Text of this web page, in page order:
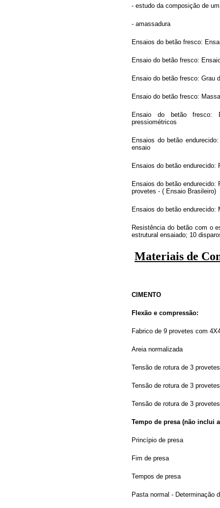
- estudo da composição de
- amassadura
Ensaios do betão fresco:
Ensaio do betão fresco:
Ensaio do betão fresco: Grau
Ensaio do betão fresco:
Ensaio do betão fresco:
pressiométricos
Ensaios do betão
ensaio
Ensaios do betão
Ensaios do betão
provetes - ( Ensaio Brasileiro)
Ensaios do betão endurecido:
Resistência do betão com o
estrutural ensaiado; 10
Materiais de
CIMENTO
Flexão e compressão:
Fabrico de 9 provetes com
Areia normalizada
Tensão de rotura de 3
Tensão de rotura de 3
Tensão de rotura de 3
Tempo de presa (não inclui
Princípio de presa
Fim de presa
Tempos de presa
Pasta normal - Determinação